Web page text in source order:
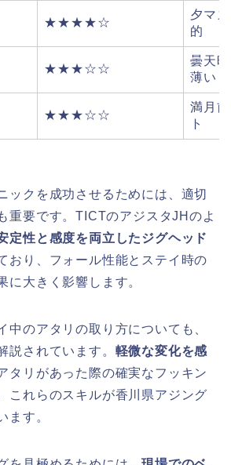
★★★★☆
夕マ
的
★★★☆☆
曇天
薄い
★★★☆☆
満月
ト
ックを成功させるためには、適切
重要です。TICTのアジスタJHのよ
定性と感度を両立したジグヘッド
おり、フォール性能とステイ時の
に大きく影響します。
中のアタリの取り方についても、
説されています。 軽微な変化を感
タリがあった際の確実なフッキン
これらのスキルが香川県アジング
ます。